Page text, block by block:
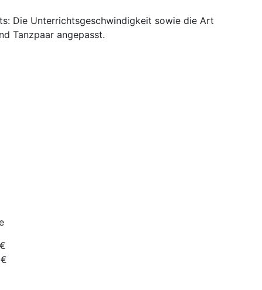
Die Unterrichtsgeschwindigkeit sowie die Art
Tanzpaar angepasst.